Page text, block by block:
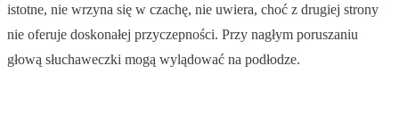
istotne, nie wrzyna się w czachę, nie uwiera, choć z drugiej strony
nie oferuje doskonałej przyczepności. Przy nagłym poruszaniu
głową słuchaweczki mogą wylądować na podłodze.